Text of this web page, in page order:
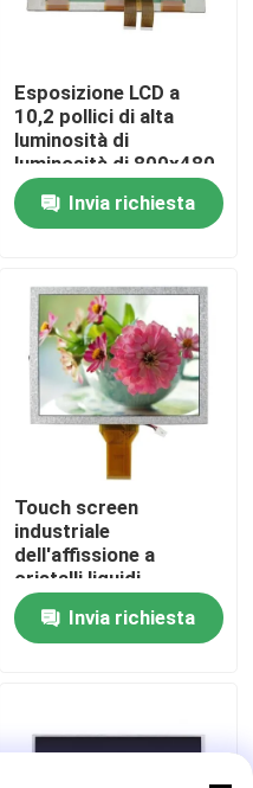
Esposizione LCD a
10,2 pollici di alta
luminosità di
luminosità di 800x480
Innolux At102tn03 V.8
per attrezzatura
medica
Invia richiesta
Touch screen
industriale
dell'affissione a
cristalli liquidi
dell'esposizione
800*600
dell'affissione a
Invia richiesta